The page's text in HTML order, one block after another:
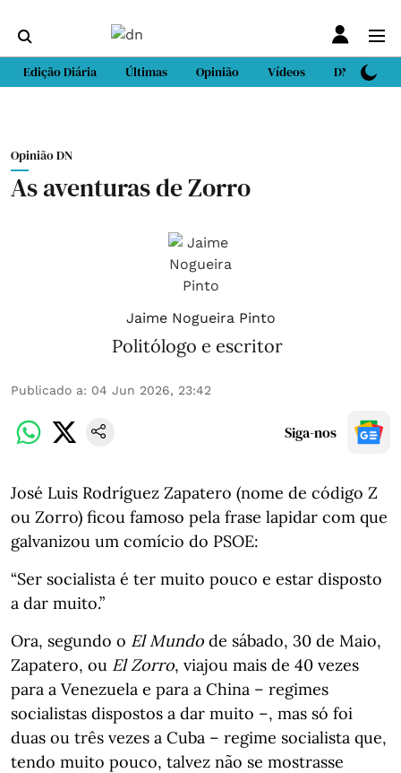
Edição Diária Últimas Opinião Vídeos DN Sport
Opinião DN
As aventuras de Zorro
Jaime Nogueira Pinto
Politólogo e escritor
Publicado a: 04 Jun 2026, 23:42
Siga-nos
José Luis Rodríguez Zapatero (nome de código Z
ou Zorro) ficou famoso pela frase lapidar com que
galvanizou um comício do PSOE:
“Ser socialista é ter muito pouco e estar disposto
a dar muito.”
Ora, segundo o El Mundo de sábado, 30 de Maio,
Zapatero, ou El Zorro, viajou mais de 40 vezes
para a Venezuela e para a China – regimes
socialistas dispostos a dar muito –, mas só foi
duas ou três vezes a Cuba – regime socialista que,
tendo muito pouco, talvez não se mostrasse